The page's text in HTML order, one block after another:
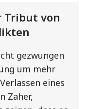
Tribut von
gezwungen
um mehr
eines
Zaher,